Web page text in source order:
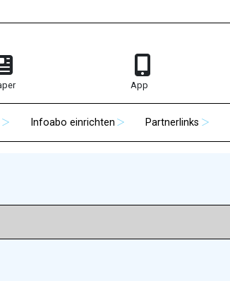
App
Infoabo einrichten Partnerlinks